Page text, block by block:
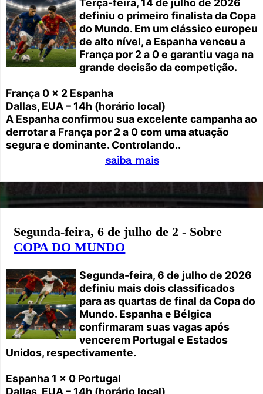
Terça-feira, 14 de julho de 2026
definiu o primeiro finalista da Copa
do Mundo. Em um clássico europeu
de alto nível, a Espanha venceu a
França por 2 a 0 e garantiu vaga na
grande decisão da competição.
França 0 x 2 Espanha
Dallas, EUA – 14h (horário local)
A Espanha confirmou sua excelente campanha ao
derrotar a França por 2 a 0 com uma atuação
segura e dominante. Controlando..
saiba mais
Segunda-feira, 6 de julho de 2 - Sobre
COPA DO MUNDO
Segunda-feira, 6 de julho de 2026
definiu mais dois classificados
para as quartas de final da Copa do
Mundo. Espanha e Bélgica
confirmaram suas vagas após
vencerem Portugal e Estados
Unidos, respectivamente.
Espanha 1 x 0 Portugal
Dallas, EUA – 14h (horário local)